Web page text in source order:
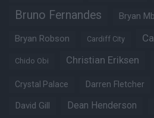
Bruno Fernandes Bryan
Bryan Robson Cardiff City
Chido Obi Christian Eriksen
Crystal Palace Darren Fletcher
David Gill Dean Henderson